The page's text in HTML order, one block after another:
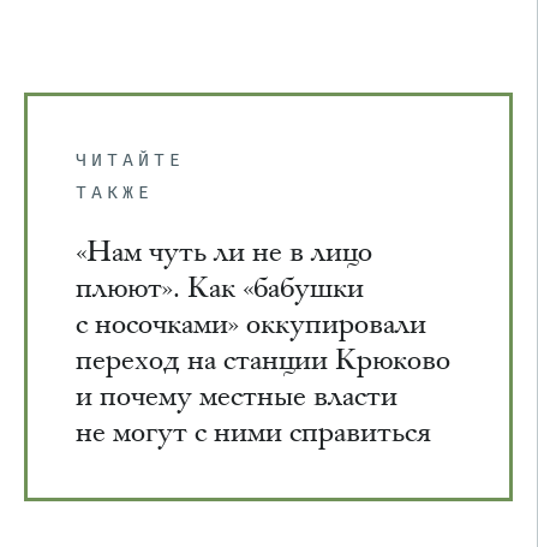
ЧИТАЙТЕ
ТАКЖЕ
«Нам чуть ли не в лицо
плюют». Как «бабушки
с носочками» оккупировали
переход на станции Крюково
и почему местные власти
не могут с ними справиться